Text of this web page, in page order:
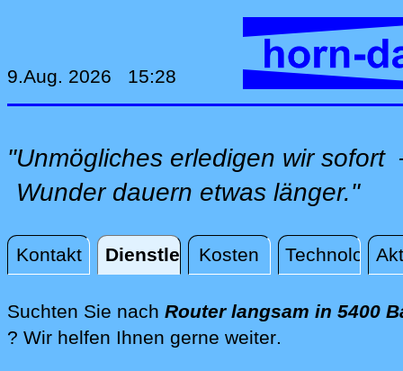
9.Aug. 2026 15:28
"Unmögliches erledigen wir
Wunder dauern etwas länger."
Kontakt Dienstleistungen
Kosten Technologie
Dienstleistungen
Suchten Sie nach Router langsam in 5400
? Wir helfen Ihnen gerne weiterdirekt vor Ort
.